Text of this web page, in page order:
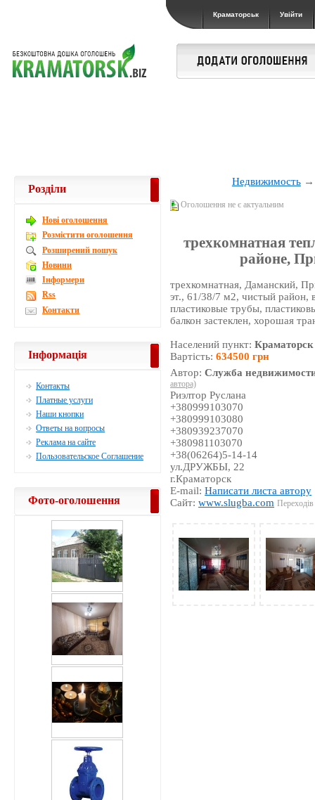
Краматорськ Увійти
Недвижимость
Оголошення не є актуальним
трехкомнатная
районе,
трехкомнатная, Даманский,
эт., 61/38/7 м2, чистый район,
пластиковые трубы,
балкон застеклен, хорошая
Населений пункт:Краматорск
Вартість:634500 грн
Автор:Служба
автора)
Риэлтор Руслана
+380999103070
+380999103080
+380939237070
+380981103070
+38(06264)5-14-14
ул.ДРУЖБЫ, 22
г.Краматорск
E-mail:Написати листа автору
Сайт:www.slugba.com
Розділи
Новi оголошення
Розмістити оголошення
Розширений пошук
Новини
Інформери
Rss
Контакти
Інформація
Контакты
Платные услуги
Наши кнопки
Ответы на вопросы
Реклама на сайте
Пользовательское Соглашение
Фото-оголошення